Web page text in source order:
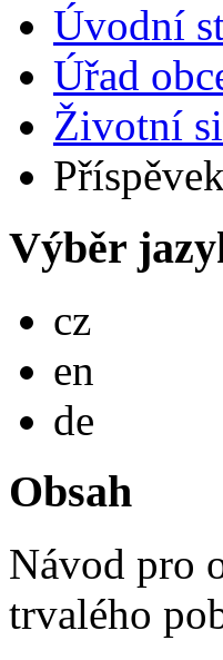
Úvodní
Úřad
Životní
Výběr
cz
en
de
Obsah
Návod pro
trvalého